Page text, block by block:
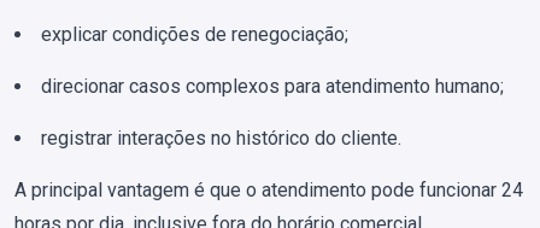
explicar condições de renegociação;
direcionar casos complexos para atendimento humano;
registrar interações no histórico do cliente.
A principal vantagem é que o atendimento pode funcionar 24